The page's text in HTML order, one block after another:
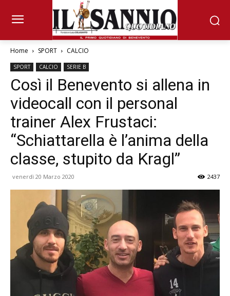
Home SPORT CALCIO
SPORT CALCIO SERIE B
Così il Benevento si allena in
videocall con il personal
trainer Alex Frustaci:
“Schiattarella è l’anima della
classe, stupito da Kragl”
venerdì 20 Marzo 2020 2437